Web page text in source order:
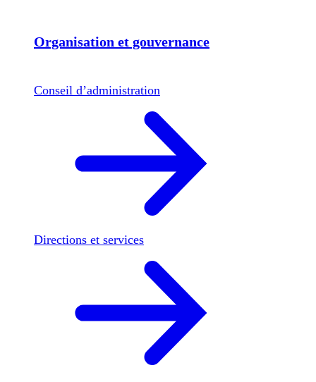
Organisation et gouvernance
Conseil d’administration
Directions et services